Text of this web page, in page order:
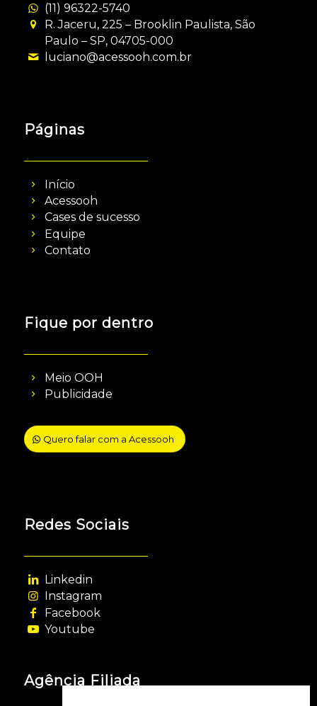
(11) 96322-5740
R. Jaceru, 225 – Brooklin Paulista, São
Paulo – SP, 04705-000
luciano@acessooh.com.br
Páginas
Início
Acessooh
Cases de sucesso
Equipe
Contato
Fique por dentro
Meio OOH
Publicidade
Quero falar com a Acessooh
Redes Sociais
Linkedin
Instagram
Facebook
Youtube
Agência Filiada